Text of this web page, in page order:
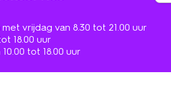
vrijdag van 8.30 tot 21.00 uur
18.00 uur
tot 18.00 uur